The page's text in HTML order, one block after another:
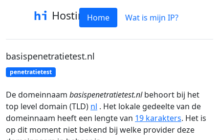
HostinfoHome Wat is mijn IP?
basispenetratietest.nl
penetratietest
De domeinnaam basispenetratietest.nlbehoort bij het
top level domain (TLD) nl . Het lokale gedeelte van de
domeinnaam heeft een lengte van 19 karakters. Het is
op dit moment niet bekend bij welke provider deze